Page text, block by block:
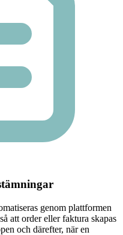
genom plattformen
att order eller faktura skapas
och därefter, när en